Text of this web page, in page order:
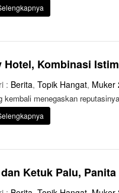
Kombinasi
: Berita, Topik Hangat, Muker
kembali menegaskan
Ketuk Palu, Panita